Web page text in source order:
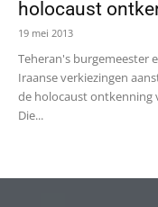
holocaust
19 mei 2013
Teheran's burgemeester
Iraanse verkiezingen
de holocaust ontkenning
Die...